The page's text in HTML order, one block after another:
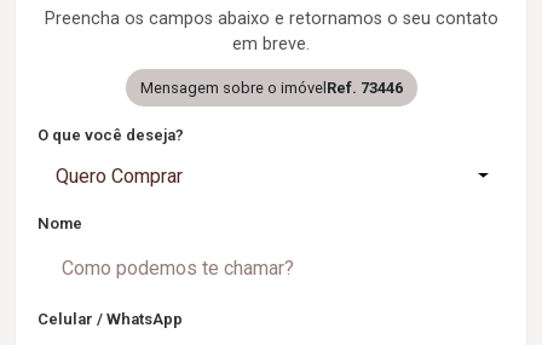
Preencha os campos abaixo e retornamos o seu contato
em breve.
Mensagem sobre o imóvelRef. 73446
O que você deseja?
Quero Comprar
Nome
Celular / WhatsApp